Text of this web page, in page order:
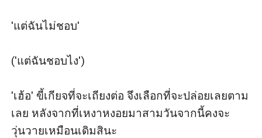
'แต่ฉันไม่ชอบ'
('แต่ฉันชอบไง')
'เฮ้อ' ขี้เกียจที่จะเถียงต่อ จึงเลือกที่จะปล่อยเลยตาม
เลย หลังจากที่เหงาหงอยมาสามวันจากนี้คงจะ
วุ่นวายเหมือนเดิมสินะ